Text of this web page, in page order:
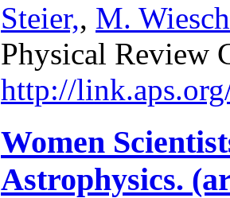
Steier,, M.
Physical Review
http://
Women
Astrophysics.